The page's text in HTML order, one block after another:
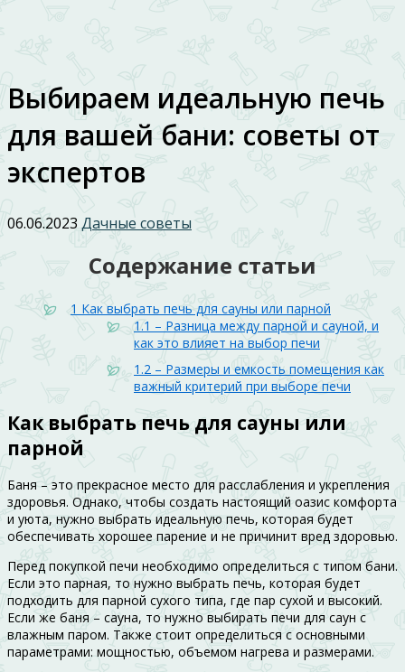
Выбираем идеальную печь
для вашей бани: советы от
экспертов
06.06.2023 Дачные советы
Содержание статьи
1 Как выбрать печь для сауны или парной
1.1 – Разница между парной и сауной, и
как это влияет на выбор печи
1.2 – Размеры и емкость помещения как
важный критерий при выборе печи
Как выбрать печь для сауны или
парной
Баня – это прекрасное место для расслабления и укрепления
здоровья. Однако, чтобы создать настоящий оазис комфорта
и уюта, нужно выбрать идеальную печь, которая будет
обеспечивать хорошее парение и не причинит вред здоровью.
Перед покупкой печи необходимо определиться с типом бани.
Если это парная, то нужно выбрать печь, которая будет
подходить для парной сухого типа, где пар сухой и высокий.
Если же баня – сауна, то нужно выбирать печи для саун с
влажным паром. Также стоит определиться с основными
параметрами: мощностью, объемом нагрева и размерами.